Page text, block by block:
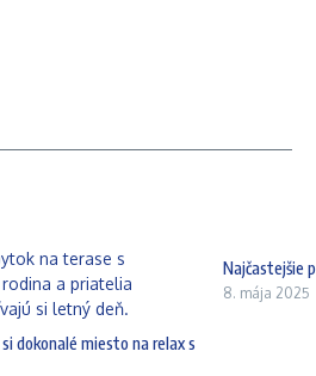
dokonalé miesto na relax s
Najčastejšie
8. mája 2025